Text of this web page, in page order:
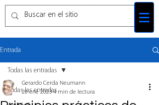
Entrada
Todas las entradas
Todas las entradas
Gerardo Cerda Neumann
20 ene 20234 min de lectura